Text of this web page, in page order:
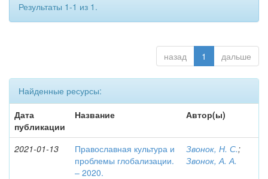
Результаты 1-1 из 1.
назад 1 дальше
Найденные ресурсы:
Дата
публикации
Название Автор(ы)
2021-01-13
Православная культура и
проблемы глобализации.
– 2020.
Звонок, Н. С.;
Звонок, А. А.